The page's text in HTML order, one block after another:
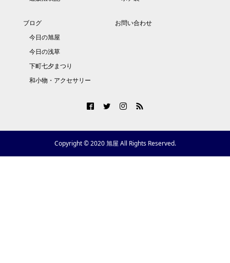
ブログ
今日の旭屋
今日の浅草
下町七夕まつり
和小物・アクセサリー
お問い合わせ
Copyright © 2020 旭屋 All Rights Reserved.